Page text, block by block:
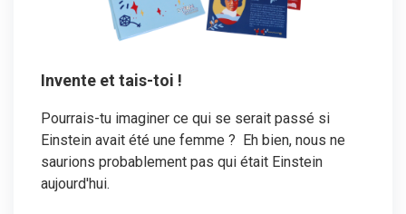
Invente et tais-toi !
Pourrais-tu imaginer ce qui se serait passé si
Einstein avait été une femme ? Eh bien, nous ne
saurions probablement pas qui était Einstein
aujourd'hui.